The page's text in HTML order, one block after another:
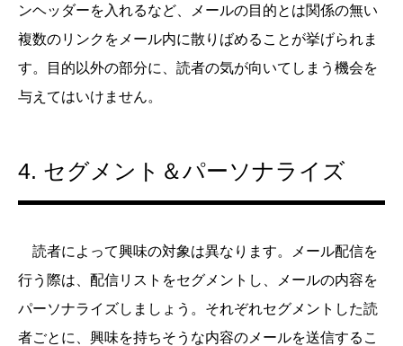
ンヘッダーを入れるなど、メールの目的とは関係の無い
複数のリンクをメール内に散りばめることが挙げられま
す。目的以外の部分に、読者の気が向いてしまう機会を
与えてはいけません。
4. セグメント＆パーソナライズ
読者によって興味の対象は異なります。メール配信を
行う際は、配信リストをセグメントし、メールの内容を
パーソナライズしましょう。それぞれセグメントした読
者ごとに、興味を持ちそうな内容のメールを送信するこ